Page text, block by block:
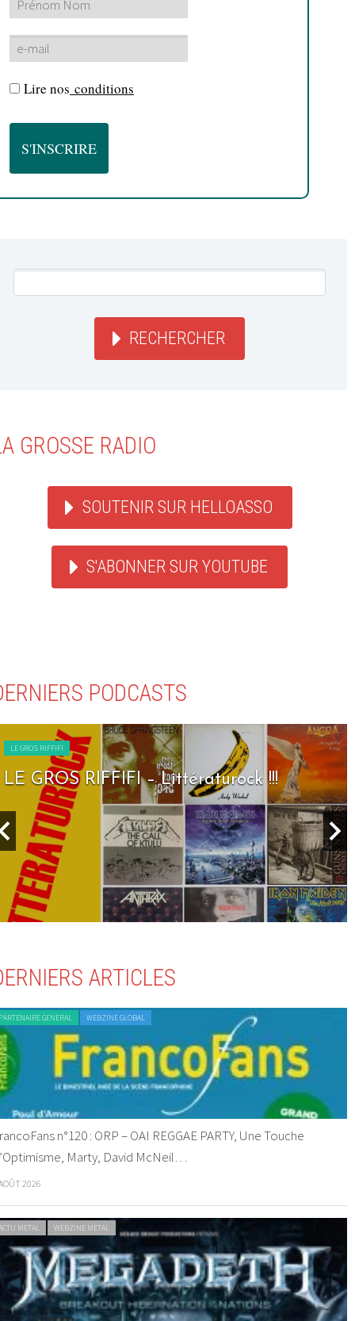
Lire nos conditions
RECHERCHER
GROSSE RADIO
SOUTENIR SUR HELLOASSO
S'ABONNER SUR YOUTUBE
PODCASTS
LE GROS RIFFIFI
LE GROS RIFFIFI – Littératurock !!!
ARTICLES
GENERAL WEBZINE GLOBAL
n°120 : ORP – OAI REGGAE PARTY, Une Touche
Marty, David McNeil…
2026
METAL WEBZINE METAL